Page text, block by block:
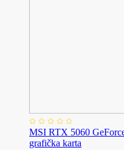
MSI RTX 5060
grafička karta